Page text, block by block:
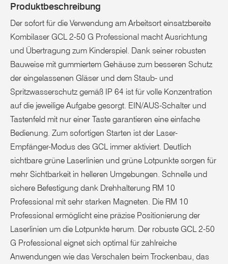
Produktbeschreibung
Der sofort für die Verwendung am Arbeitsort einsatzbereite
Kombilaser GCL 2-50 G Professional macht Ausrichtung
und Übertragung zum Kinderspiel. Dank seiner robusten
Bauweise mit gummiertem Gehäuse zum besseren Schutz
der eingelassenen Gläser und dem Staub- und
Spritzwasserschutz gemäß IP 64 ist für volle Konzentration
auf die jeweilige Aufgabe gesorgt. EIN/AUS-Schalter und
Tastenfeld mit nur einer Taste garantieren eine einfache
Bedienung. Zum sofortigen Starten ist der Laser-
Empfänger-Modus des GCL immer aktiviert. Deutlich
sichtbare grüne Laserlinien und grüne Lotpunkte sorgen für
mehr Sichtbarkeit in helleren Umgebungen. Schnelle und
sichere Befestigung dank Drehhalterung RM 10
Professional mit sehr starken Magneten. Die RM 10
Professional ermöglicht eine präzise Positionierung der
Laserlinien um die Lotpunkte herum. Der robuste GCL 2-50
G Professional eignet sich optimal für zahlreiche
Anwendungen wie das Verschalen beim Trockenbau, das